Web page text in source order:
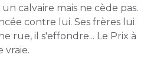
calvaire mais ne cède pas.
contre lui. Ses frères lui
rue, il s'effondre... Le Prix à
vraie.